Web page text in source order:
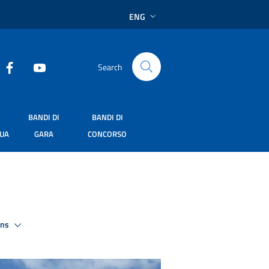
ENG
Search
BANDI DI
GARA
BANDI DI
CONCORSO